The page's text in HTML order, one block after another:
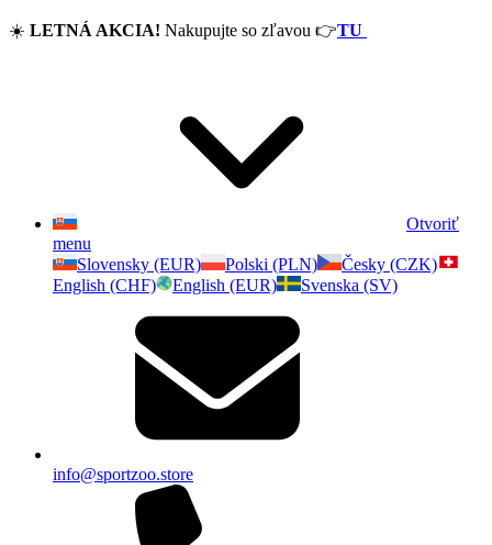
☀️ LETNÁ AKCIA! Nakupujte so zľavou 👉TU
Otvoriť
menu
Slovensky (EUR)
Polski (PLN)
Česky (CZK)
English (CHF)
English (EUR) Svenska (SV)
info@sportzoo.store